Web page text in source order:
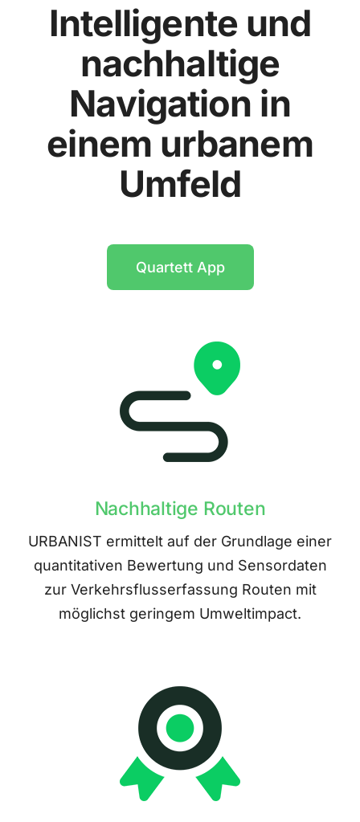
Intelligente und
nachhaltige
Navigation in
einem urbanem
Umfeld
Quartett App
Nachhaltige Routen
URBANIST ermittelt auf der Grundlage einer
quantitativen Bewertung und Sensordaten
zur Verkehrsflusserfassung Routen mit
möglichst geringem Umweltimpact.